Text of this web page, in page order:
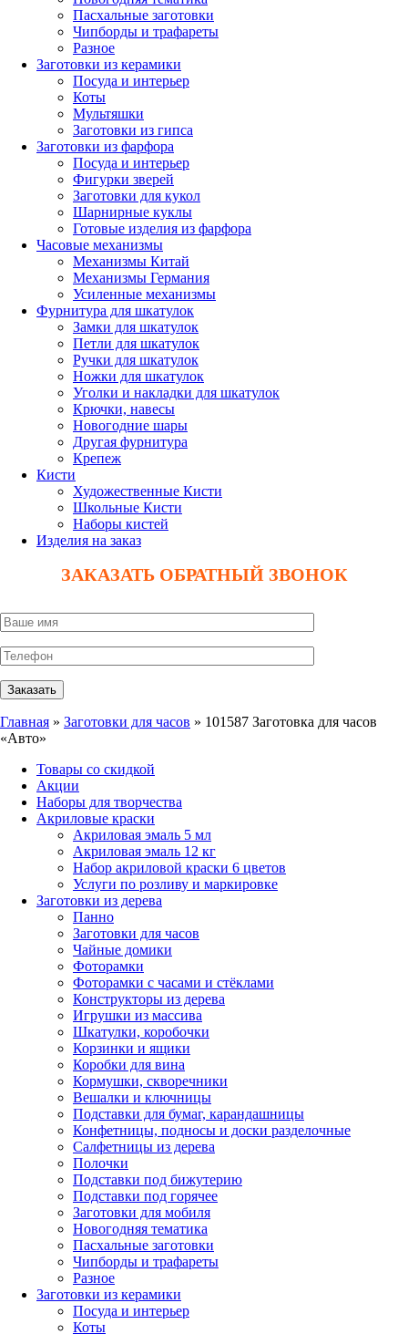
Пасхальные заготовки
Чипборды и трафареты
Разное
Заготовки из керамики
Посуда и интерьер
Коты
Мультяшки
Заготовки из гипса
Заготовки из фарфора
Посуда и интерьер
Фигурки зверей
Заготовки для кукол
Шарнирные куклы
Готовые изделия из фарфора
Часовые механизмы
Механизмы Китай
Механизмы Германия
Усиленные механизмы
Фурнитура для шкатулок
Замки для шкатулок
Петли для шкатулок
Ручки для шкатулок
Ножки для шкатулок
Уголки и накладки для шкатулок
Крючки, навесы
Новогодние шары
Другая фурнитура
Крепеж
Кисти
Художественные Кисти
Школьные Кисти
Наборы кистей
Изделия на заказ
ЗАКАЗАТЬ ОБРАТНЫЙ ЗВОНОК
Главная » Заготовки для часов » 101587 Заготовка для часов
«Авто»
Товары со скидкой
Акции
Наборы для творчества
Акриловые краски
Акриловая эмаль 5 мл
Акриловая эмаль 12 кг
Набор акриловой краски 6 цветов
Услуги по розливу и маркировке
Заготовки из дерева
Панно
Заготовки для часов
Чайные домики
Фоторамки
Фоторамки с часами и стёклами
Конструкторы из дерева
Игрушки из массива
Шкатулки, коробочки
Корзинки и ящики
Коробки для вина
Кормушки, скворечники
Вешалки и ключницы
Подставки для бумаг, карандашницы
Конфетницы, подносы и доски разделочные
Салфетницы из дерева
Полочки
Подставки под бижутерию
Подставки под горячее
Заготовки для мобиля
Новогодняя тематика
Пасхальные заготовки
Чипборды и трафареты
Разное
Заготовки из керамики
Посуда и интерьер
Коты